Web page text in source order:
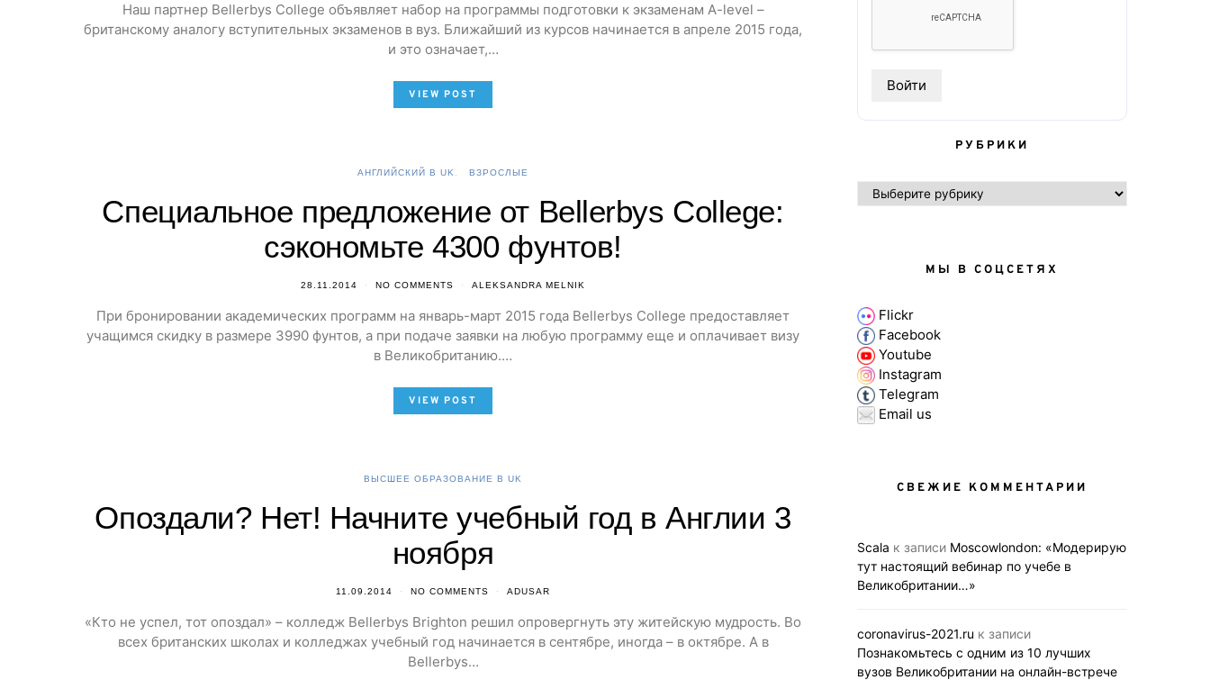
Наш партнер Bellerbys College объявляет набор на программы подготовки к экзаменам A-level –
британскому аналогу вступительных экзаменов в вуз. Ближайший из курсов начинается в апреле 2015 года,
и это означает,…
VIEW POST
АНГЛИЙСКИЙ В UK ВЗРОСЛЫЕ
Специальное предложение от Bellerbys College:
сэкономьте 4300 фунтов!
28.11.2014 NO COMMENTS ALEKSANDRA MELNIK
При бронировании академических программ на январь-март 2015 года Bellerbys College предоставляет
учащимся скидку в размере 3990 фунтов, а при подаче заявки на любую программу еще и оплачивает визу
в Великобританию.…
VIEW POST
ВЫСШЕЕ ОБРАЗОВАНИЕ В UK
Опоздали? Нет! Начните учебный год в Англии 3
ноября
11.09.2014 NO COMMENTS ADUSAR
«Кто не успел, тот опоздал» – колледж Bellerbys Brighton решил опровергнуть эту житейскую мудрость. Во
всех британских школах и колледжах учебный год начинается в сентябре, иногда – в октябре. А в
Bellerbys…
РУБРИКИ
РУБРИКИ
МЫ В СОЦСЕТЯХ
Flickr
Facebook
Youtube
Instagram
Telegram
Email us
СВЕЖИЕ КОММЕНТАРИИ
Scala к записи Moscowlondon: «Модерирую
тут настоящий вебинар по учебе в
Великобритании…»
coronavirus-2021.ru к записи
Познакомьтесь с одним из 10 лучших
вузов Великобритании на онлайн-встрече